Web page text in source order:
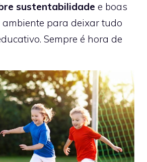
sustentabilidade e boas
para deixar tudo
Sempre é hora de